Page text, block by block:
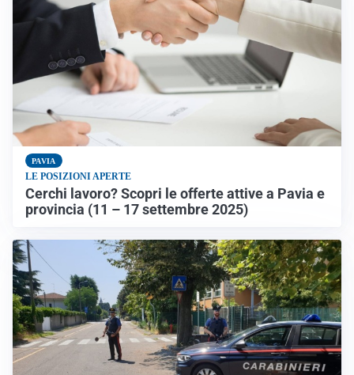
PAVIA
LE POSIZIONI APERTE
Cerchi lavoro? Scopri le offerte attive a Pavia e
provincia (11 – 17 settembre 2025)